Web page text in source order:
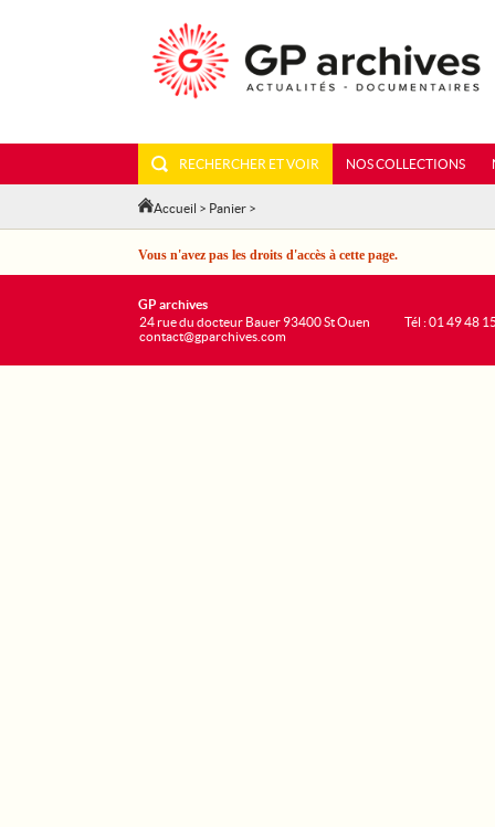
RECHERCHER ET VOIR NOS COLLECTIONS
Accueil > Panier >
Vous n'avez pas les droits d'accès à cette page.
GP archives
24 rue du docteur Bauer 93400 St Ouen
contact@gparchives.com
Tél : 01 49 48